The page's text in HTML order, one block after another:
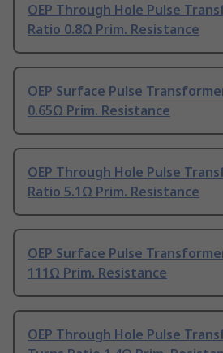
OEP Through Hole Pulse
Ratio 0.8Ω Prim. Resistance
OEP Surface Pulse
0.65Ω Prim. Resistance
OEP Through Hole Pulse
Ratio 5.1Ω Prim. Resistance
OEP Surface Pulse
111Ω Prim. Resistance
OEP Through Hole Pulse